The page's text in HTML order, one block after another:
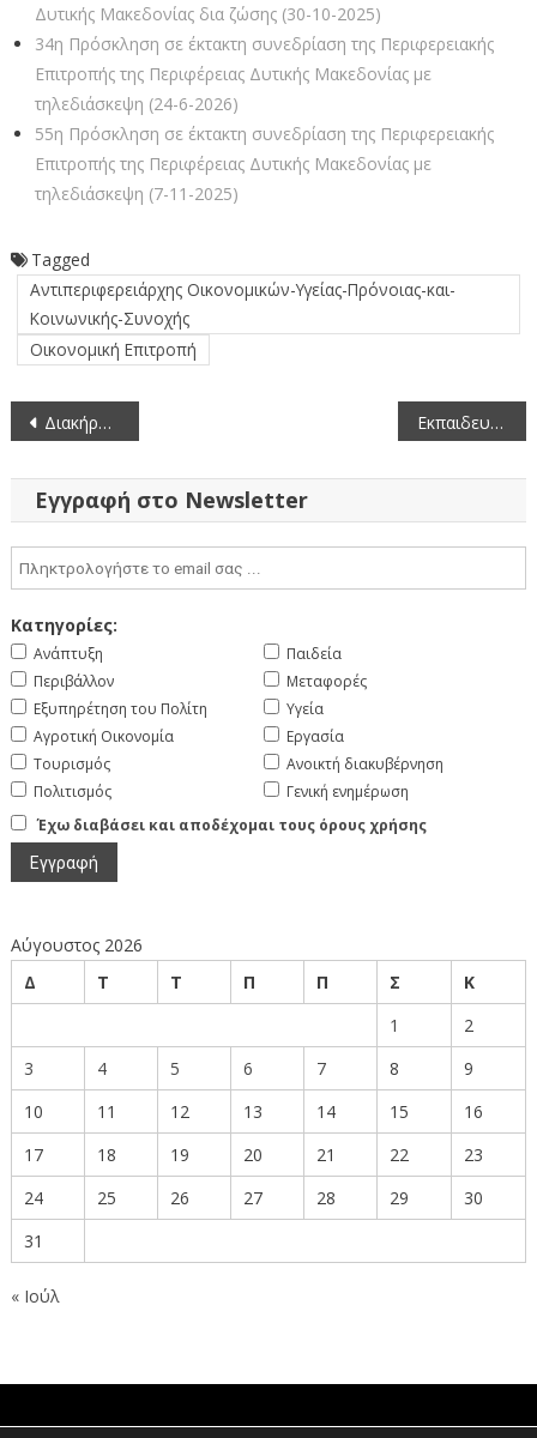
Δυτικής Μακεδονίας δια ζώσης (30-10-2025)
34η Πρόσκληση σε έκτακτη συνεδρίαση της Περιφερειακής
Επιτροπής της Περιφέρειας Δυτικής Μακεδονίας με
τηλεδιάσκεψη (24-6-2026)
55η Πρόσκληση σε έκτακτη συνεδρίαση της Περιφερειακής
Επιτροπής της Περιφέρειας Δυτικής Μακεδονίας με
τηλεδιάσκεψη (7-11-2025)
Tagged
Αντιπεριφερειάρχης Οικονομικών-Υγείας-Πρόνοιας-και-
Κοινωνικής-Συνοχής
Οικονομική Επιτροπή
Πλοήγηση
άρθρων
Διακήρυξη δημοπρασίας για την παραχώρηση κατά χρήση ακινήτου έκτασης 21.897,37 τ.μ. στο αγρόκτημα Μεσοποταμίας, νομού Καστοριάς Εκπαιδευτική ενημέρωση για τις Ανανεώσιμες Πηγές Ενέργειας στο 1ο Επαγγελματικό Λύκειο (ΕΠΑΛ) Κοζάνης και στο 6ο Γυμνάσιο Κοζάνης την Πέμπτη 7.4.2017
Εγγραφή στο Newsletter
Κατηγορίες:
Ανάπτυξη
Περιβάλλον
Εξυπηρέτηση του Πολίτη
Αγροτική Οικονομία
Τουρισμός
Πολιτισμός
Παιδεία
Μεταφορές
Υγεία
Εργασία
Ανοικτή διακυβέρνηση
Γενική ενημέρωση
Έχω διαβάσει και αποδέχομαι τους όρους χρήσης
Αύγουστος 2026
Δ
Τ Τ Π Π Σ
Κ
1
2
3
4 5 6 7 8
9
10
11 12 13 14 15
16
17
18 19 20 21 22
23
24
25 26 27 28 29
30
31
« Ιούλ